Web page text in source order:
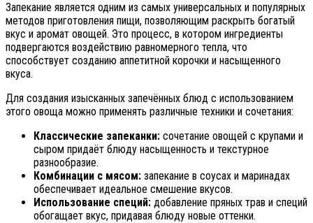
Запекание является одним из самых универсальных и популярных
методов приготовления пищи, позволяющим раскрыть богатый
вкус и аромат овощей. Это процесс, в котором ингредиенты
подвергаются воздействию равномерного тепла, что
способствует созданию аппетитной корочки и насыщенного
вкуса.
Для создания изысканных запечённых блюд с использованием
этого овоща можно применять различные техники и сочетания:
Классические запеканки: сочетание овощей с крупами и
сыром придаёт блюду насыщенность и текстурное
разнообразие.
Комбинации с мясом: запекание в соусах и маринадах
обеспечивает идеальное смешение вкусов.
Использование специй: добавление пряных трав и специй
обогащает вкус, придавая блюду новые оттенки.